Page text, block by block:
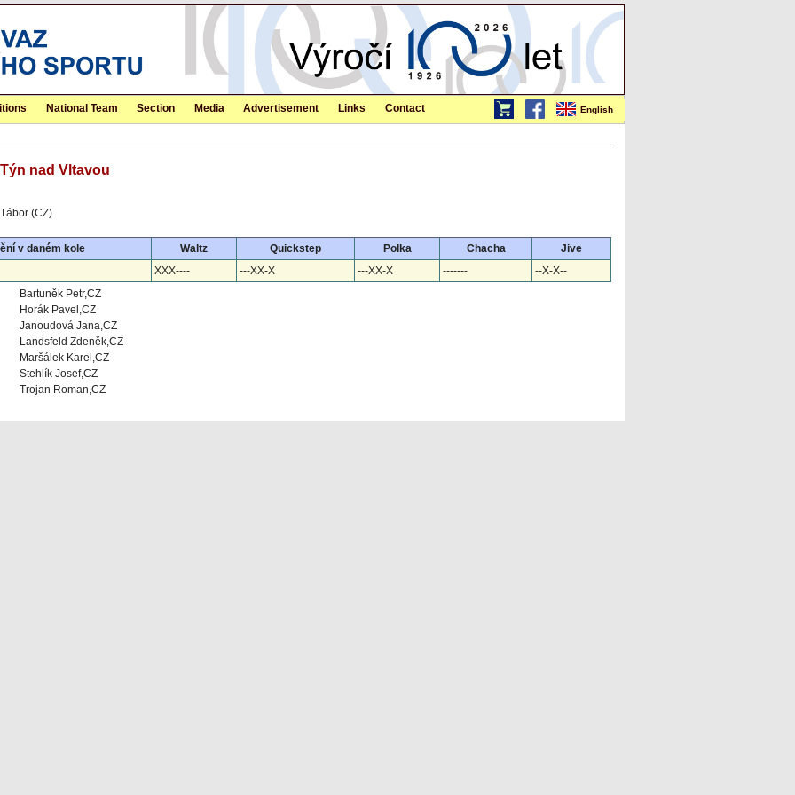
English
National Team Section Media Advertisement Links Contact
nad Vltavou
(CZ)
v daném kole Waltz Quickstep Polka Chacha
Jive
XXX---- ---XX-X ---XX-X -------
--X-X--
Bartuněk Petr,CZ
Horák Pavel,CZ
Janoudová Jana,CZ
Landsfeld Zdeněk,CZ
Maršálek Karel,CZ
Stehlík Josef,CZ
Trojan Roman,CZ